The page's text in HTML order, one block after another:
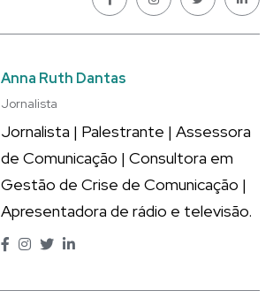
Anna Ruth Dantas
Jornalista
Jornalista | Palestrante | Assessora
de Comunicação | Consultora em
Gestão de Crise de Comunicação |
Apresentadora de rádio e televisão.